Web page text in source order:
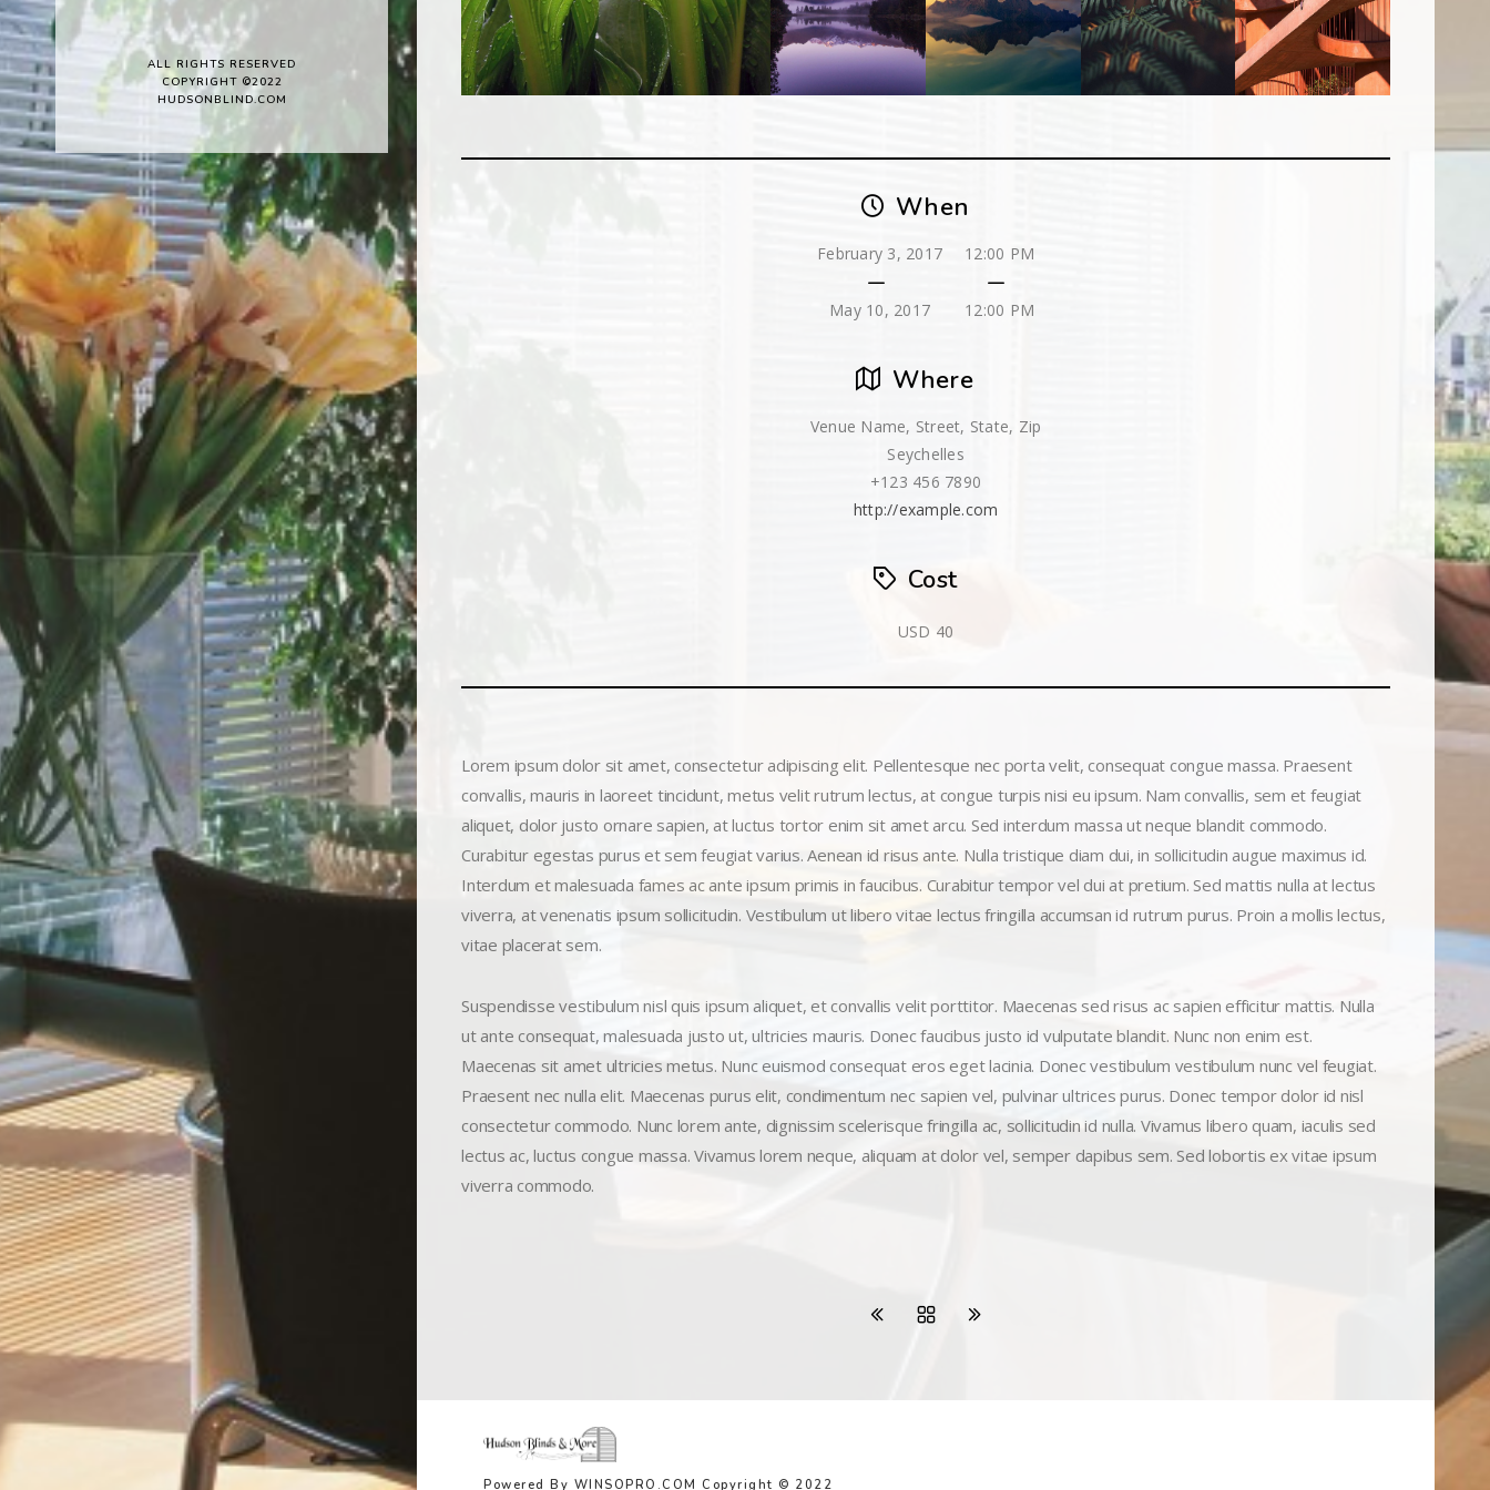
ALL RIGHTS RESERVED
COPYRIGHT ©2022
HUDSONBLIND.COM
When
February 3, 2017
May 10, 2017
12:00 PM
12:00 PM
Where
Venue Name, Street, State, Zip
Seychelles
+123 456 7890
http://example.com
Cost
USD 40
Lorem ipsum dolor sit amet, consectetur adipiscing elit. Pellentesque nec porta velit, consequat congue massa. Praesent
convallis, mauris in laoreet tincidunt, metus velit rutrum lectus, at congue turpis nisi eu ipsum. Nam convallis, sem et feugiat
aliquet, dolor justo ornare sapien, at luctus tortor enim sit amet arcu. Sed interdum massa ut neque blandit commodo.
Curabitur egestas purus et sem feugiat varius. Aenean id risus ante. Nulla tristique diam dui, in sollicitudin augue maximus id.
Interdum et malesuada fames ac ante ipsum primis in faucibus. Curabitur tempor vel dui at pretium. Sed mattis nulla at lectus
viverra, at venenatis ipsum sollicitudin. Vestibulum ut libero vitae lectus fringilla accumsan id rutrum purus. Proin a mollis lectus,
vitae placerat sem.
Suspendisse vestibulum nisl quis ipsum aliquet, et convallis velit porttitor. Maecenas sed risus ac sapien efficitur mattis. Nulla
ut ante consequat, malesuada justo ut, ultricies mauris. Donec faucibus justo id vulputate blandit. Nunc non enim est.
Maecenas sit amet ultricies metus. Nunc euismod consequat eros eget lacinia. Donec vestibulum vestibulum nunc vel feugiat.
Praesent nec nulla elit. Maecenas purus elit, condimentum nec sapien vel, pulvinar ultrices purus. Donec tempor dolor id nisl
consectetur commodo. Nunc lorem ante, dignissim scelerisque fringilla ac, sollicitudin id nulla. Vivamus libero quam, iaculis sed
lectus ac, luctus congue massa. Vivamus lorem neque, aliquam at dolor vel, semper dapibus sem. Sed lobortis ex vitae ipsum
viverra commodo.
Powered By WINSOPRO.COM Copyright © 2022